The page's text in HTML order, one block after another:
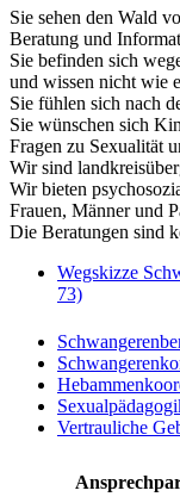
Sie sehen den Wald
Beratung und
Sie befinden sich
und wissen nicht wie
Sie fühlen sich nach
Sie wünschen sich
Fragen zu Sexualität
Wir sind
Wir bieten
Frauen, Männer und
Die Beratungen sind
Wegskizze
73)
Vertrauliche